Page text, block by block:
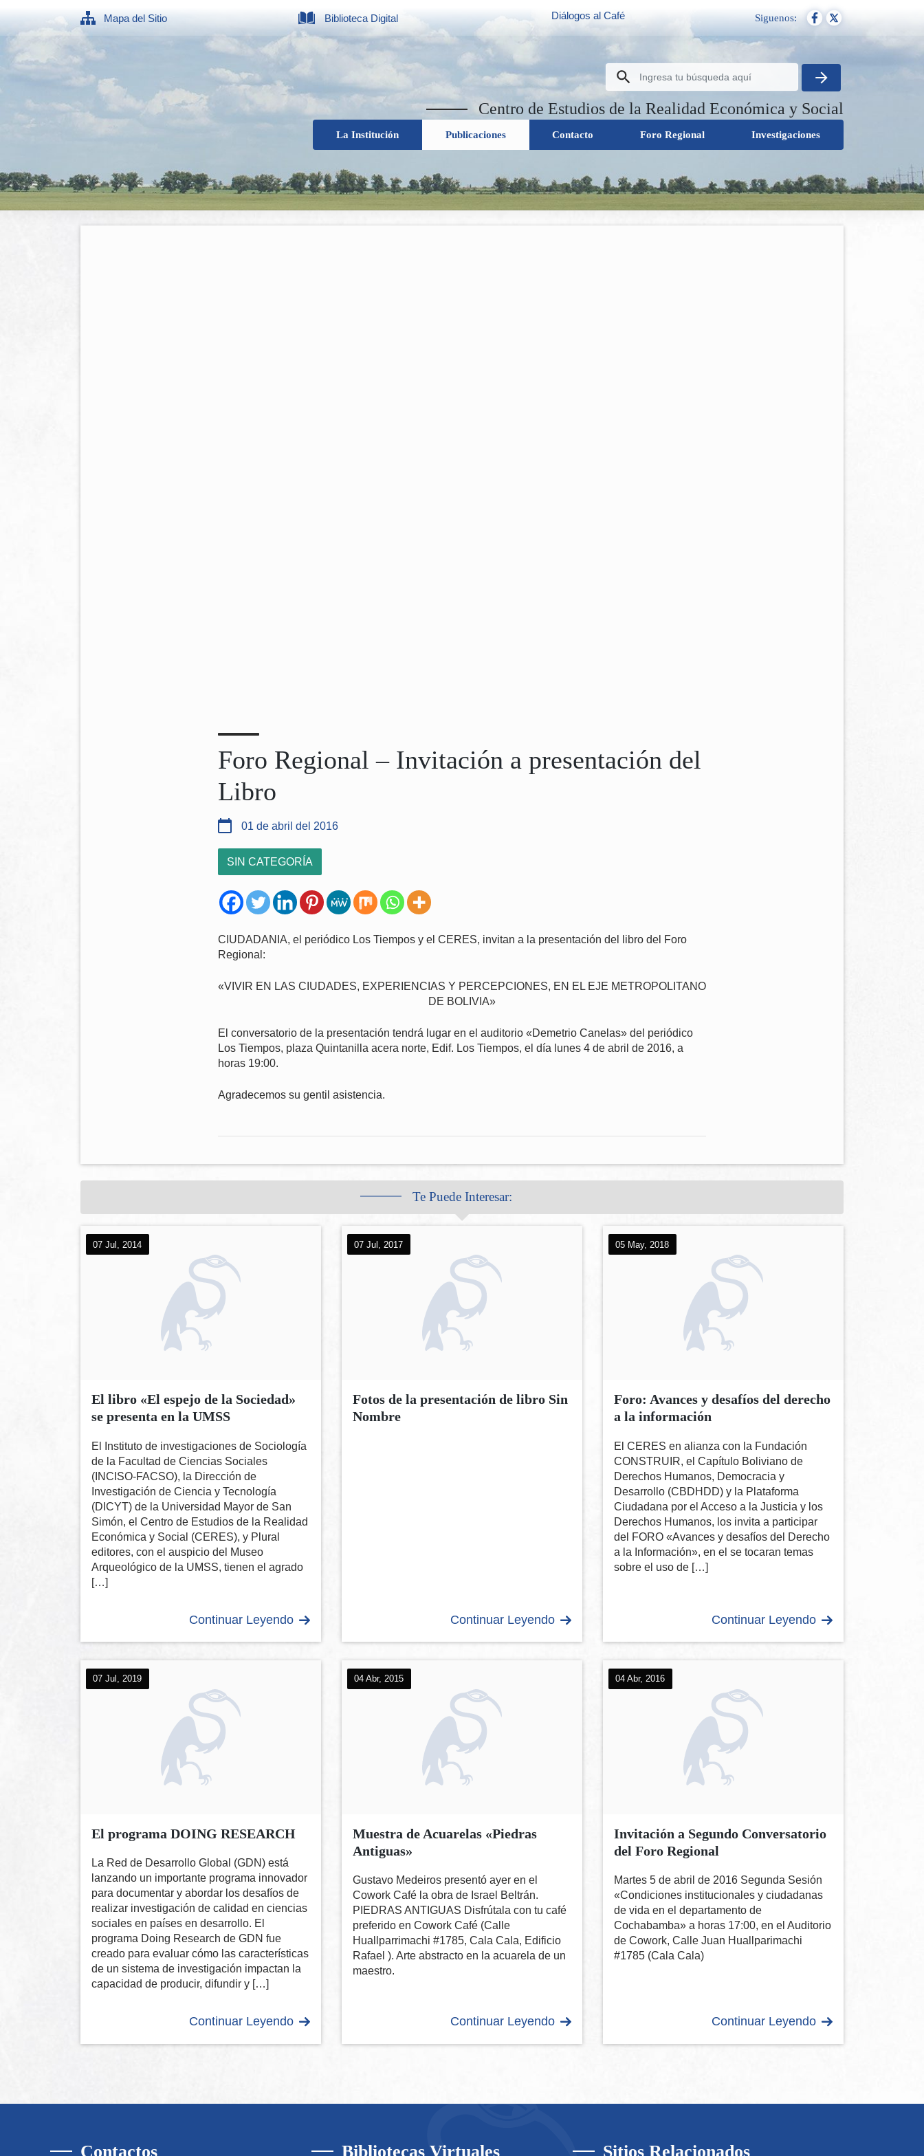
Mapa del Sitio Biblioteca Digital Diálogos al Café Siguenos:
Centro de Estudios de la Realidad Económica y Social
La Institución Publicaciones Contacto Foro Regional Investigaciones
Foro Regional – Invitación a presentación del
Libro
01 de abril del 2016
SIN CATEGORÍA
CIUDADANIA, el periódico Los Tiempos y el CERES, invitan a la presentación del libro del Foro
Regional:
«VIVIR EN LAS CIUDADES, EXPERIENCIAS Y PERCEPCIONES, EN EL EJE METROPOLITANO
DE BOLIVIA»
El conversatorio de la presentación tendrá lugar en el auditorio «Demetrio Canelas» del periódico
Los Tiempos, plaza Quintanilla acera norte, Edif. Los Tiempos, el día lunes 4 de abril de 2016, a
horas 19:00.
Agradecemos su gentil asistencia.
Te Puede Interesar:
07 Jul, 2014
El libro «El espejo de la Sociedad»
se presenta en la UMSS
El Instituto de investigaciones de Sociología
de la Facultad de Ciencias Sociales
(INCISO-FACSO), la Dirección de
Investigación de Ciencia y Tecnología
(DICYT) de la Universidad Mayor de San
Simón, el Centro de Estudios de la Realidad
Económica y Social (CERES), y Plural
editores, con el auspicio del Museo
Arqueológico de la UMSS, tienen el agrado
[…]
Continuar Leyendo
07 Jul, 2017
Fotos de la presentación de libro Sin
Nombre
Continuar Leyendo
05 May, 2018
Foro: Avances y desafíos del derecho
a la información
El CERES en alianza con la Fundación
CONSTRUIR, el Capítulo Boliviano de
Derechos Humanos, Democracia y
Desarrollo (CBDHDD) y la Plataforma
Ciudadana por el Acceso a la Justicia y los
Derechos Humanos, los invita a participar
del FORO «Avances y desafíos del Derecho
a la Información», en el se tocaran temas
sobre el uso de […]
Continuar Leyendo
07 Jul, 2019
El programa DOING RESEARCH
La Red de Desarrollo Global (GDN) está
lanzando un importante programa innovador
para documentar y abordar los desafíos de
realizar investigación de calidad en ciencias
sociales en países en desarrollo. El
programa Doing Research de GDN fue
creado para evaluar cómo las características
de un sistema de investigación impactan la
capacidad de producir, difundir y […]
Continuar Leyendo
04 Abr, 2015
Muestra de Acuarelas «Piedras
Antiguas»
Gustavo Medeiros presentó ayer en el
Cowork Café la obra de Israel Beltrán.
PIEDRAS ANTIGUAS Disfrútala con tu café
preferido en Cowork Café (Calle
Huallparrimachi #1785, Cala Cala, Edificio
Rafael ). Arte abstracto en la acuarela de un
maestro.
Continuar Leyendo
04 Abr, 2016
Invitación a Segundo Conversatorio
del Foro Regional
Martes 5 de abril de 2016 Segunda Sesión
«Condiciones institucionales y ciudadanas
de vida en el departamento de
Cochabamba» a horas 17:00, en el Auditorio
de Cowork, Calle Juan Huallparimachi
#1785 (Cala Cala)
Continuar Leyendo
Contactos Bibliotecas Virtuales Sitios Relacionados